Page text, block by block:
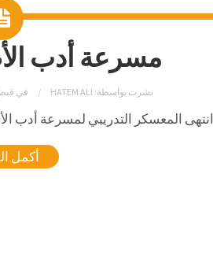
مسرعة أدب
نشرت بواسطة: HATEM ALI في
انتهى المعسكر التدريبي لمسرعة أدب
أكمل